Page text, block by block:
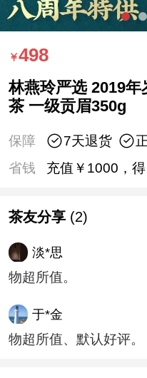
498
林燕玲严选 2019年
茶 一级贡眉350g
保障 7天退货
省钱
充值￥1000，
茶友分享 (2)
淡*思
物超所值。
于*金
物超所值、默认好评。